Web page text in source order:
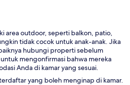
area outdoor, seperti balkon, patio,
tidak cocok untuk anak-anak. Jika
hubungi properti sebelum
mengonfirmasi bahwa mereka
Anda di kamar yang sesuai.
yang boleh menginap di kamar.